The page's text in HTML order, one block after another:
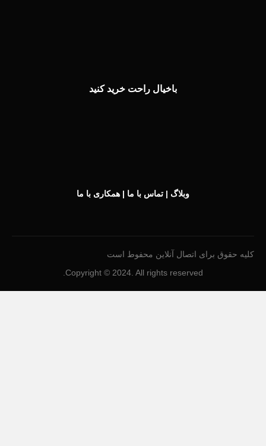
باخیال راحت خرید کنید
وبلاگ | تماس با ما | همکاری با ما
کلیه حقوق برای اتصال آنلاین محفوط است
Copyright © 2024. All rights reserved.